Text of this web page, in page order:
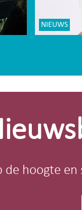
NIEUWS
de hoogte